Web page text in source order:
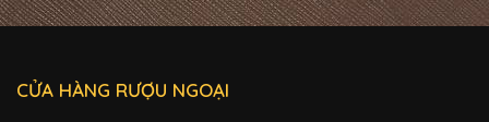
CỬA HÀNG RƯỢU NGOẠI